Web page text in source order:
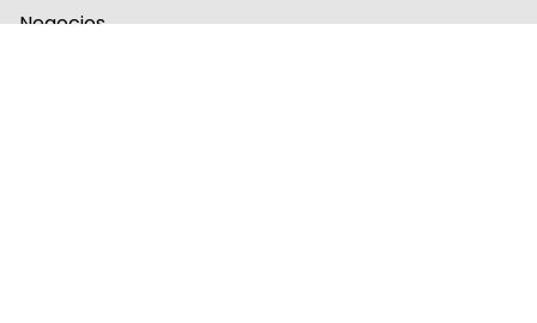
Negocios